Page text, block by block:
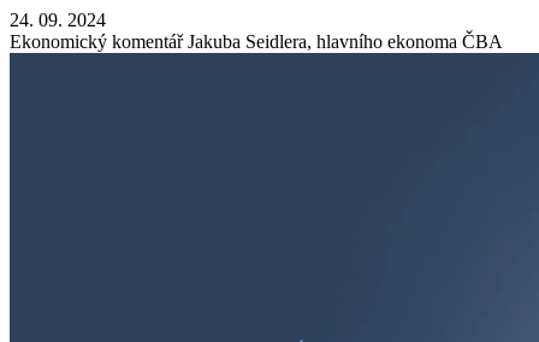
24. 09. 2024
Ekonomický komentář Jakuba Seidlera, hlavního ekonoma ČBA